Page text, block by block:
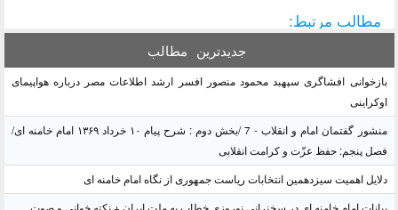
مطالب مرتبط:
جدیدترین مطالب
بازخوانی افشاگری سپهبد محمود منصور افسر ارشد اطلاعات مصر درباره هواپیمای
اوکراینی
منشور گفتمان امام و انقلاب - 7 /بخش دوم : شرح پیام ۱۰ خرداد ۱۳۶۹ امام خامنه ای/
فصل پنجم: حفظ عزّت و کرامت انقلابی
دلایل اهمیت سیزدهمین انتخابات ریاست جمهوری از نگاه امام خامنه ای